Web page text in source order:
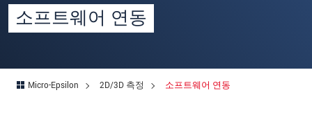
소프트웨어 연동
Micro-Epsilon 2D/3D 측정 소프트웨어 연동
우편번호
국가*